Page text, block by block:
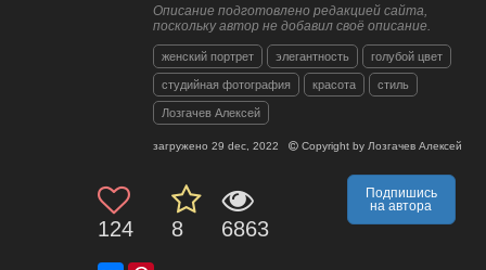
Описание подготовлено редакцией сайта,
поскольку автор не добавил своё описание.
женский портрет элегантность голубой цвет
студийная фотография красота стиль
Лозгачев Алексей
загружено 29 dec, 2022 Copyright by Лозгачев Алексей
124 8 6863
Подпишись
на автора